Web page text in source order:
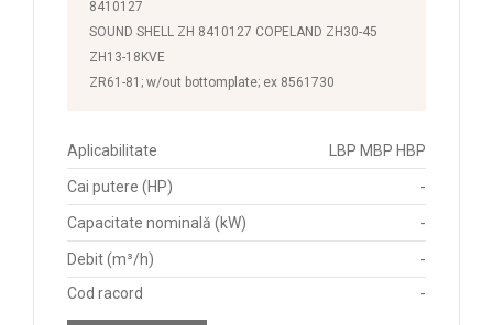
8410127
SOUND SHELL ZH 8410127 COPELAND ZH30-45
ZH13-18KVE
ZR61-81; w/out bottomplate; ex 8561730
Aplicabilitate LBP MBP HBP
Cai putere (HP) -
Capacitate nominală (kW) -
Debit (m³/h)
-
Cod racord
-